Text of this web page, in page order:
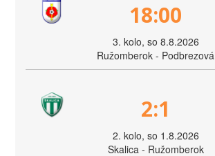
18:00
3. kolo, so 8.8.2026
Ružomberok - Podbrezová
2:1
2. kolo, so 1.8.2026
Skalica - Ružomberok